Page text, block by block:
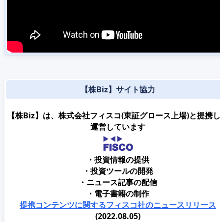
【株Biz】サイト協力
【株Biz】は、株式会社フィスコ(東証グロース上場)と提携
運営しています
・投資情報の提供
・投資ツールの開発
・ニュース記事の配信
・電子書籍の制作
提携コンテンツに関するフィスコ社のニュースリリース
(2022.08.05)